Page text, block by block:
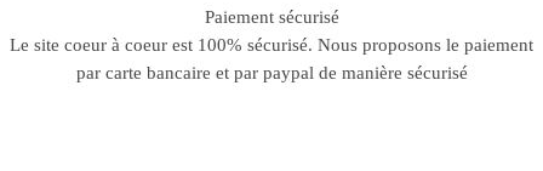
Paiement sécurisé
Le site coeur à coeur est 100% sécurisé. Nous proposons le paiement
par carte bancaire et par paypal de manière sécurisé